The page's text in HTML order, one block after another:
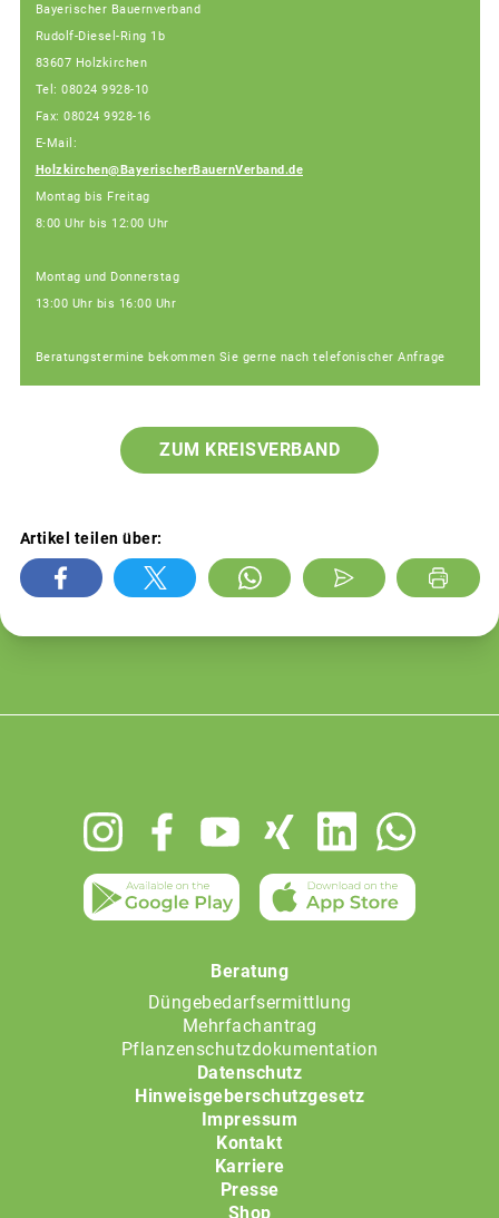
Bayerischer Bauernverband
Rudolf-Diesel-Ring 1b
83607 Holzkirchen
Tel: 08024 9928-10
Fax: 08024 9928-16
E-Mail:
Holzkirchen@BayerischerBauernVerband.de
Montag bis Freitag
8:00 Uhr bis 12:00 Uhr
Montag und Donnerstag
13:00 Uhr bis 16:00 Uhr
Beratungstermine bekommen Sie gerne nach telefonischer Anfrage
ZUM KREISVERBAND
Artikel teilen über:
Beratung
Düngebedarfsermittlung
Mehrfachantrag
Pflanzenschutzdokumentation
Datenschutz
Hinweisgeberschutzgesetz
Impressum
Kontakt
Karriere
Presse
Shop